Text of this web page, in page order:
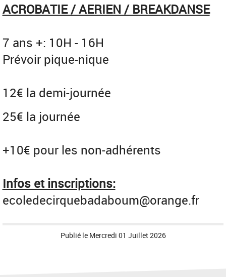
ACROBATIE / AERIEN / BREAKDANSE
7 ans +: 10H - 16H
Prévoir pique-nique
12€ la demi-journée
25€ la journée
+10€ pour les non-adhérents
Infos et inscriptions:
ecoledecirquebadaboum@orange.fr
Publié le Mercredi 01 Juillet 2026